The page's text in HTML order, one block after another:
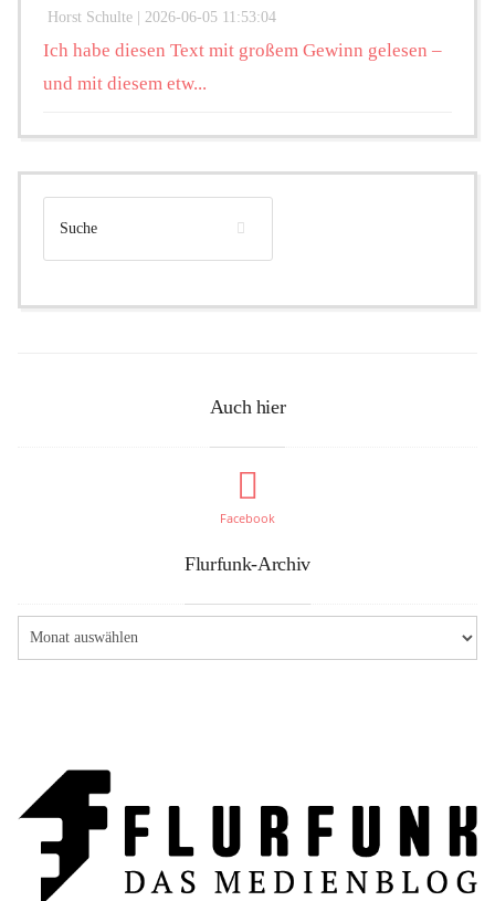
Horst Schulte | 2026-06-05 11:53:04
Ich habe diesen Text mit großem Gewinn gelesen –
und mit diesem etw...
Auch hier
Facebook
Flurfunk-Archiv